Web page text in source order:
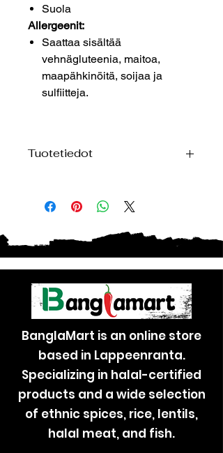
Suola
Allergeenit:
Saattaa sisältää
vehnägluteenia, maitoa,
maapähkinöitä, soijaa ja
sulfiitteja.
Tuotetiedot
Rasva: 0 g
Hiilihydraatit: 84,7 g
josta sokereita: 3,6 g
Proteiini: 9,4 g
Suola: 2,1 g
Alkuperämaa:
Bangladesh.
Säilytysohje:
Säilytä viileässä ja kuivassa
paikassa, poissa suorasta
auringonvalosta.
Käyttövinkki:
erinomaisesti kevyeksi välipalaksi
sellaisenaan tai osaksi erilaisia
BanglaMart is an online store
based in Lappeenranta.
Specializing in halal-certified
products and a wide selection
of ethnic spices, rice, lentils,
halal meat, and fish.